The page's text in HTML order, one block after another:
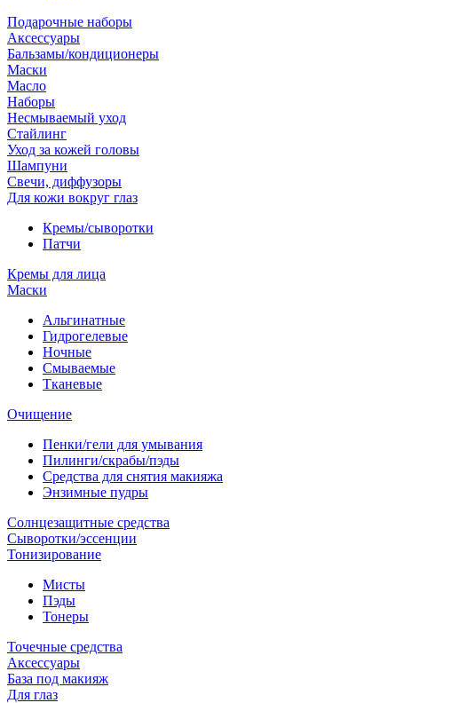
Подарочные наборы
Аксессуары
Бальзамы/кондиционеры
Маски
Масло
Наборы
Несмываемый уход
Стайлинг
Уход за кожей головы
Шампуни
Свечи, диффузоры
Для кожи вокруг глаз
Кремы/сыворотки
Патчи
Кремы для лица
Маски
Альгинатные
Гидрогелевые
Ночные
Смываемые
Тканевые
Очищение
Пенки/гели для умывания
Пилинги/скрабы/пэды
Средства для снятия макияжа
Энзимные пудры
Солнцезащитные средства
Сыворотки/эссенции
Тонизирование
Мисты
Пэды
Тонеры
Точечные средства
Аксессуары
База под макияж
Для глаз